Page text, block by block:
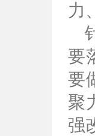
力
要
要
聚
强